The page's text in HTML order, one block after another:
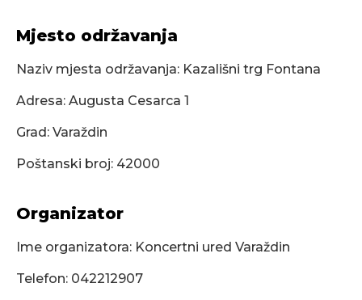
Mjesto održavanja
Naziv mjesta održavanja: Kazališni trg Fontana
Adresa: Augusta Cesarca 1
Grad: Varaždin
Poštanski broj: 42000
Organizator
Ime organizatora: Koncertni ured Varaždin
Telefon: 042212907